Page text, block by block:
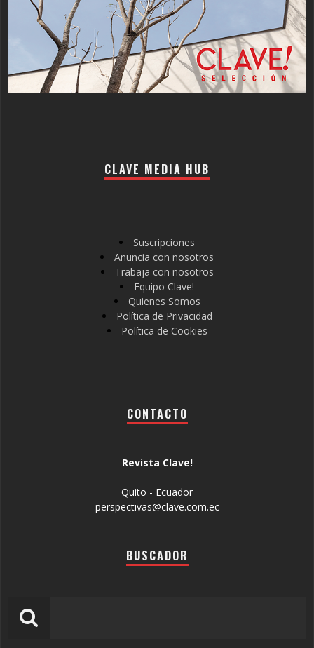
CLAVE MEDIA HUB
Suscripciones
Anuncia con nosotros
Trabaja con nosotros
Equipo Clave!
Quienes Somos
Política de Privacidad
Política de Cookies
CONTACTO
Revista Clave!
Quito - Ecuador
perspectivas@clave.com.ec
BUSCADOR